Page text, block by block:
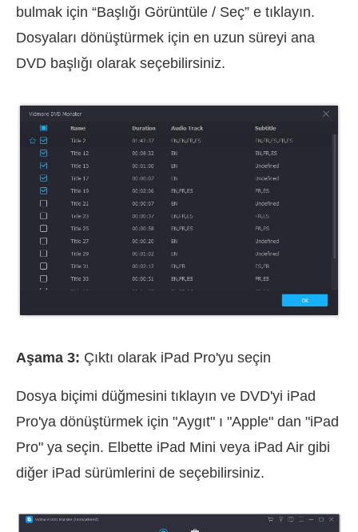
bulmak için “Başlığı Görüntüle / Seç” e tıklayın.
Dosyaları dönüştürmek için en uzun süreyi ana
DVD başlığı olarak seçebilirsiniz.
Aşama 3: Çıktı olarak iPad Pro'yu seçin
Dosya biçimi düğmesini tıklayın ve DVD'yi iPad
Pro'ya dönüştürmek için "Aygıt" ı "Apple" dan "iPad
Pro" ya seçin. Elbette iPad Mini veya iPad Air gibi
diğer iPad sürümlerini de seçebilirsiniz.